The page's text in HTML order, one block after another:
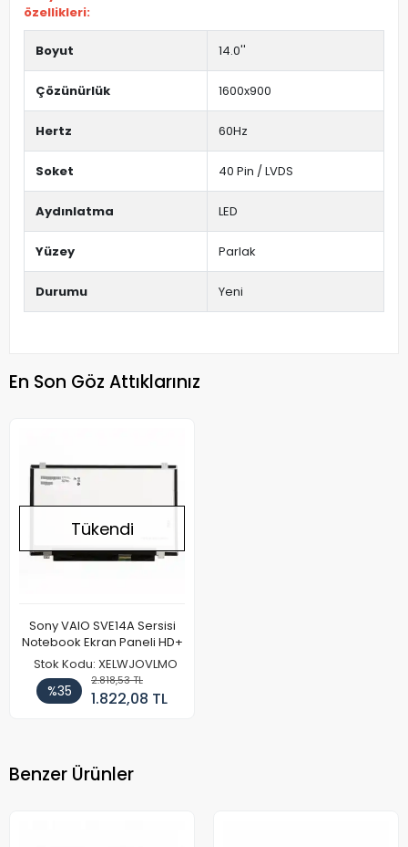
özellikleri:
Boyut 14.0''
Çözünürlük 1600x900
Hertz 60Hz
Soket 40 Pin / LVDS
Aydınlatma LED
Yüzey Parlak
Durumu Yeni
En Son Göz Attıklarınız
Tükendi
Sony VAIO SVE14A Sersisi
Notebook Ekran Paneli HD+
Stok Kodu: XELWJOVLMO
%35
2.818,53 TL
1.822,08 TL
Benzer Ürünler